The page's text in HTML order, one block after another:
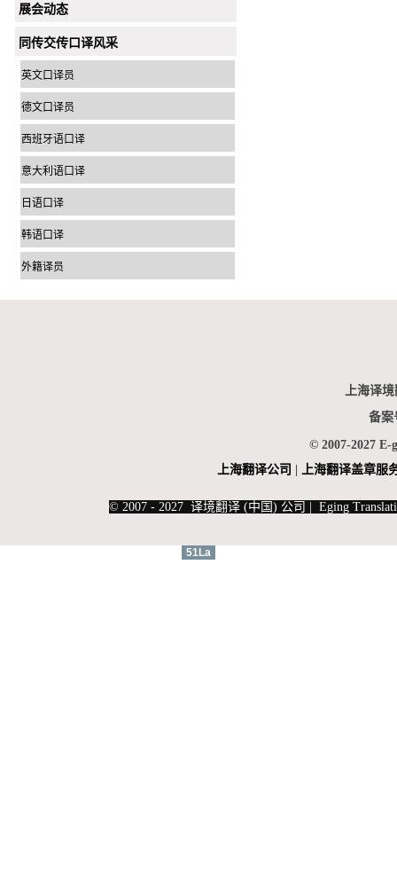
展会动态
同传交传口译风采
英文口译员
德文口译员
西班牙语口译
意大利语口译
日语口译
韩语口译
外籍译员
上海译
备案
© 2007-2027 E-
上海翻译公司 上海翻译盖章服
© 2007 - 2027 译境翻译 (中国) 公司 | Eging
51La